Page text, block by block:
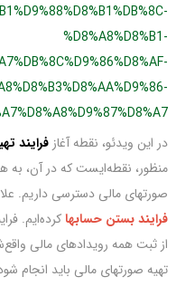
%D8%A8%D8%B1-
در این ویدئو، نقطه آغازفرایند
منظور، نقطه‌ایست که در آن، به
صورتهای مالی دسترسی داریم.
فرایند بستن حسابهاکرده‌ایم.
از ثبت همه رویدادهای مالی
تهیه صورتهای مالی باید انجام شود.